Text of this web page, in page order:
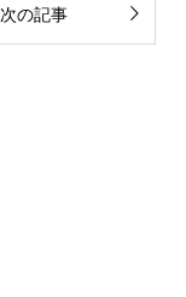
次の記事